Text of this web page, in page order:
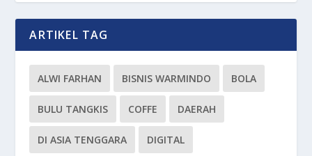
ARTIKEL TAG
ALWI FARHAN BISNIS WARMINDO BOLA
BULU TANGKIS COFFE DAERAH
DI ASIA TENGGARA DIGITAL